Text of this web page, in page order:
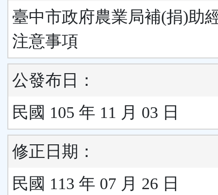
臺中市政府農業局補(捐)助
注意事項
公發布日：
民國 105 年 11 月 03 日
修正日期：
民國 113 年 07 月 26 日